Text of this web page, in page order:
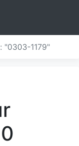
"0303-1179"